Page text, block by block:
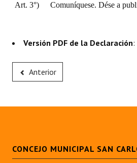
Art. 3°) Comuníquese. Dése a
Versión PDF de la Declaración:
Anterior
CONCEJO MUNICIPAL SAN